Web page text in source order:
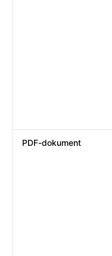
PDF-dokument